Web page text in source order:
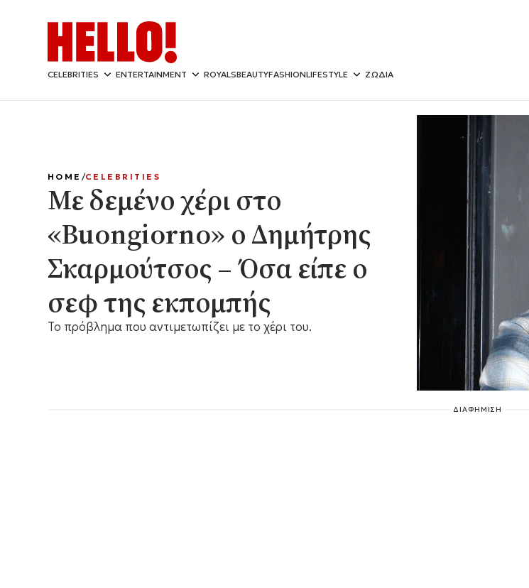
CELEBRITIES ENTERTAINMENT ROYALSBEAUTYFASHIONLIFESTYLE ΖΩΔΙΑ
HOME CELEBRITIES
Με δεμένο χέρι στο
«Buongiorno» ο Δημήτρης
Σκαρμούτσος – Όσα είπε ο
σεφ της εκπομπής
Το πρόβλημα που αντιμετωπίζει με το χέρι του.
ΔΙΑΦΗΜΙΣΗ